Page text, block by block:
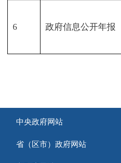
6 政府信息公开年报
中央政府网站
省（区市）政府网站